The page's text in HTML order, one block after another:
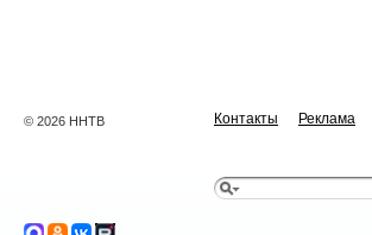
© 2026 ННТВ Контакты Реклама